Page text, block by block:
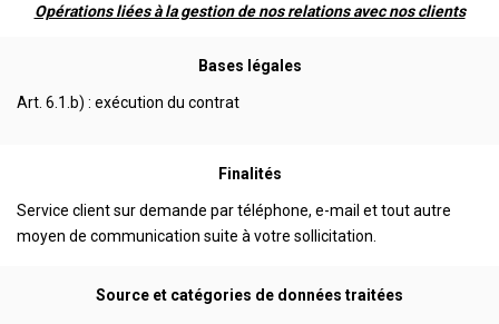
Opérations liées à la gestion de nos relations avec nos clients
Bases légales
Art. 6.1.b) : exécution du contrat
Finalités
Service client sur demande par téléphone, e-mail et tout autre
moyen de communication suite à votre sollicitation.
Source et catégories de données traitées